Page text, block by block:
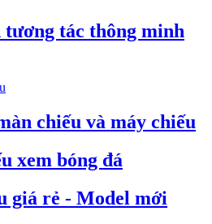
tác thông minh
chiếu và máy chiếu
xem bóng đá
giá rẻ - Model mới